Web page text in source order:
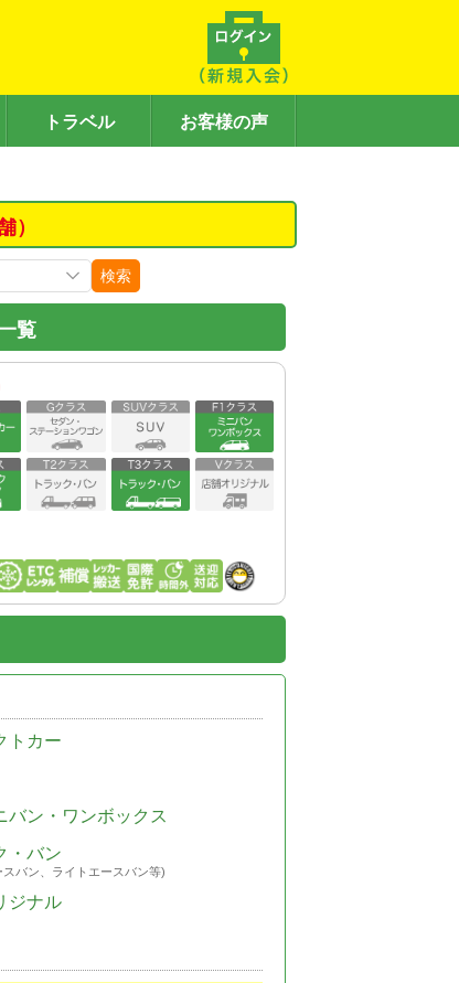
トラベル お客様の声
）
検索
覧
トカー
バン・ワンボックス
・バン
バン、ライトエースバン等)
ジナル